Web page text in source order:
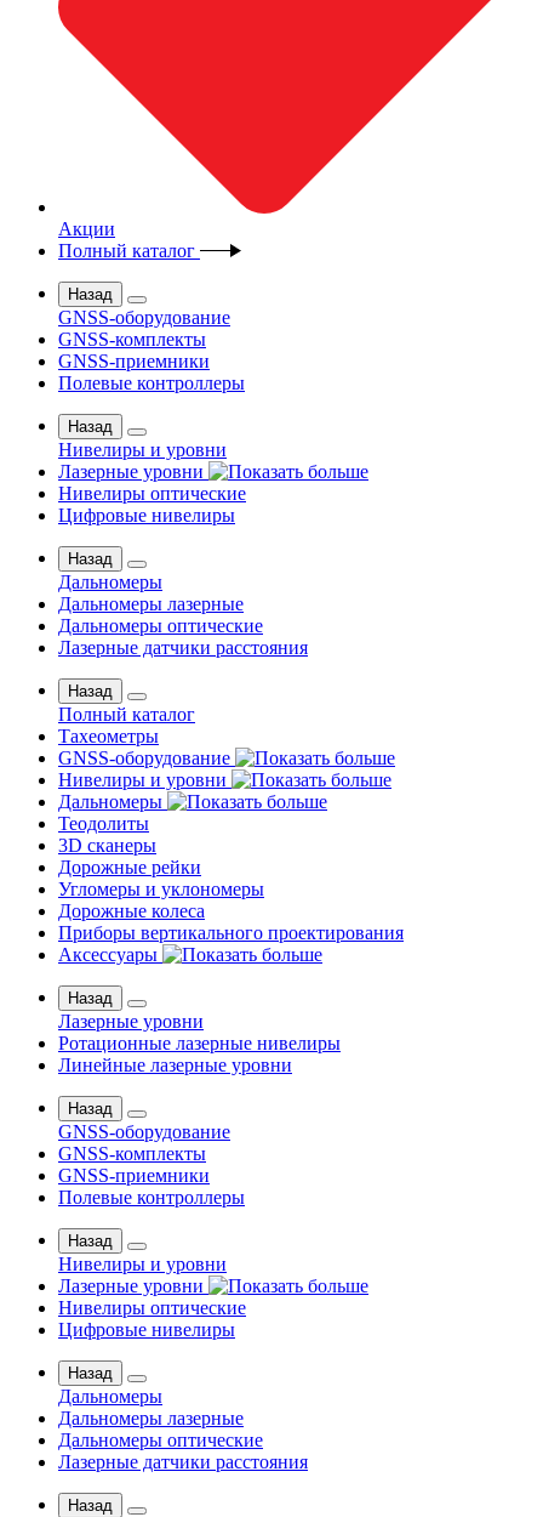
Акции
Полный каталог
Назад
GNSS-оборудование
GNSS-комплекты
GNSS-приемники
Полевые контроллеры
Назад
Нивелиры и уровни
Лазерные уровни
Нивелиры оптические
Цифровые нивелиры
Назад
Дальномеры
Дальномеры лазерные
Дальномеры оптические
Лазерные датчики расстояния
Назад
Полный каталог
Тахеометры
GNSS-оборудование
Нивелиры и уровни
Дальномеры
Теодолиты
3D сканеры
Дорожные рейки
Угломеры и уклономеры
Дорожные колеса
Приборы вертикального проектирования
Аксессуары
Назад
Лазерные уровни
Ротационные лазерные нивелиры
Линейные лазерные уровни
Назад
GNSS-оборудование
GNSS-комплекты
GNSS-приемники
Полевые контроллеры
Назад
Нивелиры и уровни
Лазерные уровни
Нивелиры оптические
Цифровые нивелиры
Назад
Дальномеры
Дальномеры лазерные
Дальномеры оптические
Лазерные датчики расстояния
Назад